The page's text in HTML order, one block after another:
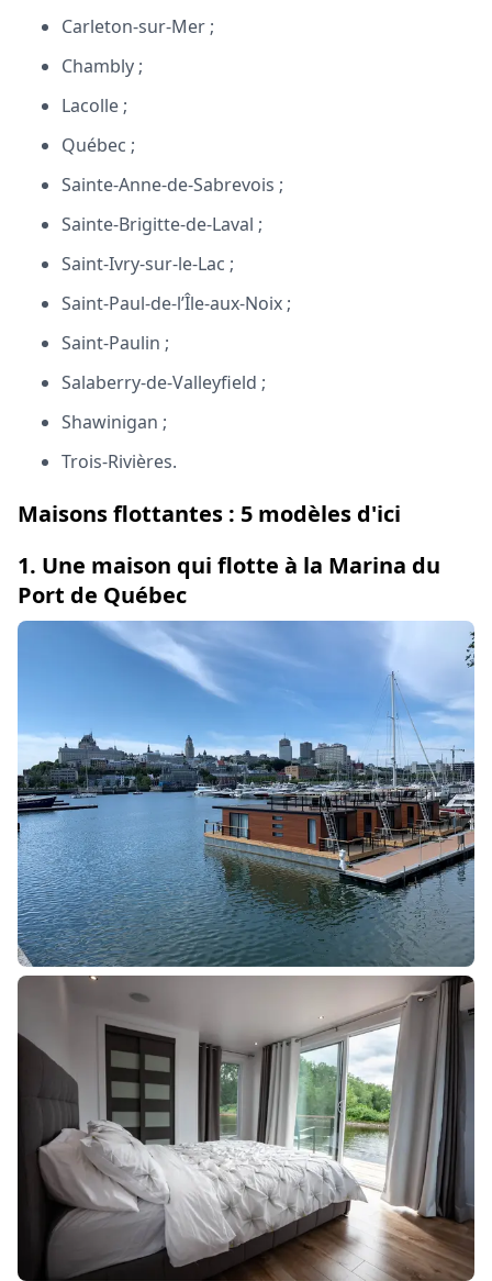
Carleton-sur-Mer ;
Chambly ;
Lacolle ;
Québec ;
Sainte-Anne-de-Sabrevois ;
Sainte-Brigitte-de-Laval ;
Saint-Ivry-sur-le-Lac ;
Saint-Paul-de-l’Île-aux-Noix ;
Saint-Paulin ;
Salaberry-de-Valleyfield ;
Shawinigan ;
Trois-Rivières.
Maisons flottantes : 5 modèles d'ici
1. Une maison qui flotte à la Marina du
Port de Québec